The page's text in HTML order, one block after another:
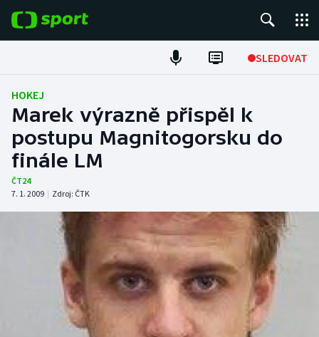
SLEDOVAT
Fotbal
Hokej
Tenis
Atletika
Cyklistika
DALŠÍ SPORTY
Americký fotbal
Baseball a softbal
NEPŘEHLÉDNĚTE
HOKEJ
Marek výrazně přispěl k
postupu Magnitogorsku do
finále LM
ČT24
7. 1. 2009 | Zdroj: ČTK